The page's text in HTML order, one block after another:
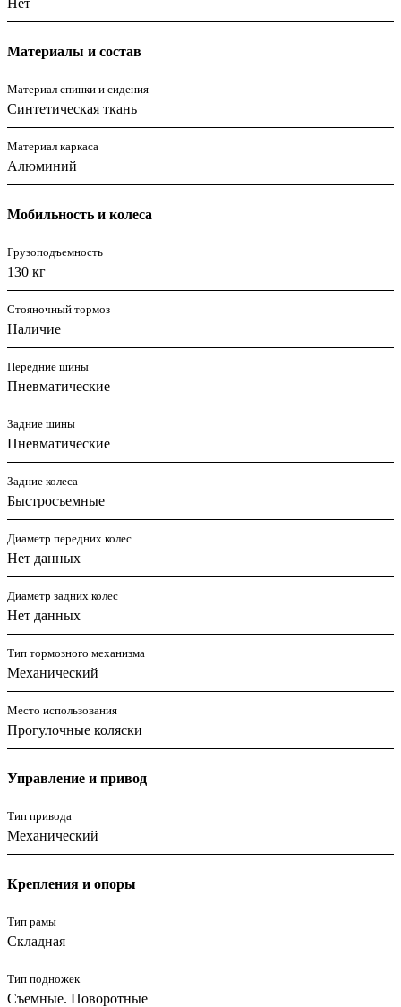
Материалы и состав
Материал спинки и сидения
Синтетическая ткань
Материал каркаса
Алюминий
Мобильность и колеса
Грузоподъемность
130 кг
Стояночный тормоз
Наличие
Передние шины
Пневматические
Задние шины
Пневматические
Задние колеса
Быстросъемные
Диаметр передних колес
Нет данных
Диаметр задних колес
Нет данных
Тип тормозного механизма
Механический
Место использования
Прогулочные коляски
Управление и привод
Тип привода
Механический
Крепления и опоры
Тип рамы
Складная
Тип подножек
Съемные. Поворотные